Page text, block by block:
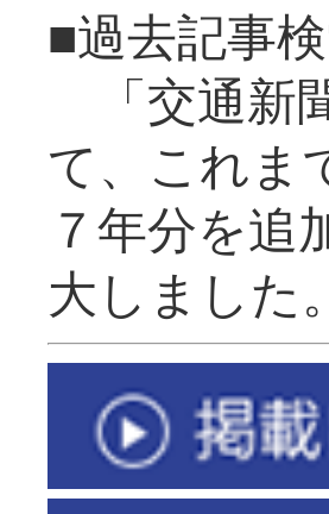
■過去記事
「交通新
て、これま
７年分を追
大し